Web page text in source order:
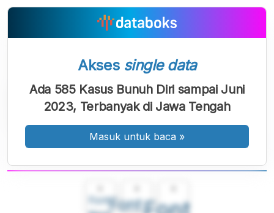
FontFont
Akses single data
Ada 585 Kasus Bunuh Diri sampai Juni
2023, Terbanyak di Jawa Tengah
Masuk untuk baca »